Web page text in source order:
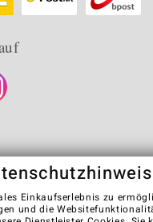
Einkaufserlebnis zu
und die